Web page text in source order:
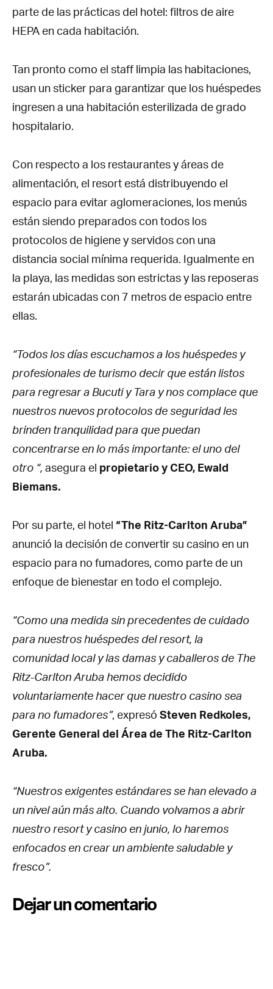
parte de las prácticas del hotel: filtros de aire
HEPA en cada habitación.
Tan pronto como el staff limpia las habitaciones,
usan un sticker para garantizar que los huéspedes
ingresen a una habitación esterilizada de grado
hospitalario.
Con respecto a los restaurantes y áreas de
alimentación, el resort está distribuyendo el
espacio para evitar aglomeraciones, los menús
están siendo preparados con todos los
protocolos de higiene y servidos con una
distancia social mínima requerida. Igualmente en
la playa, las medidas son estrictas y las reposeras
estarán ubicadas con 7 metros de espacio entre
ellas.
“Todos los días escuchamos a los huéspedes y
profesionales de turismo decir que están listos
para regresar a Bucuti y Tara y nos complace que
nuestros nuevos protocolos de seguridad les
brinden tranquilidad para que puedan
concentrarse en lo más importante: el uno del
otro “, asegura el propietario y CEO, Ewald
Biemans.
Por su parte, el hotel “The Ritz-Carlton Aruba”
anunció la decisión de convertir su casino en un
espacio para no fumadores, como parte de un
enfoque de bienestar en todo el complejo.
“Como una medida sin precedentes de cuidado
para nuestros huéspedes del resort, la
comunidad local y las damas y caballeros de The
Ritz-Carlton Aruba hemos decidido
voluntariamente hacer que nuestro casino sea
para no fumadores”, expresó Steven Redkoles,
Gerente General del Área de The Ritz-Carlton
Aruba.
“Nuestros exigentes estándares se han elevado a
un nivel aún más alto. Cuando volvamos a abrir
nuestro resort y casino en junio, lo haremos
enfocados en crear un ambiente saludable y
fresco”.
Dejar un comentario